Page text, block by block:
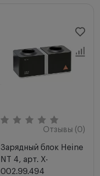
Отзывы (0)
Зарядный блок Heine
NT 4, арт. X-
002.99.494